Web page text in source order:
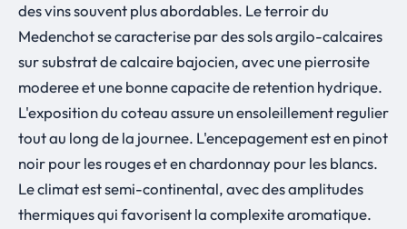
des vins souvent plus abordables. Le terroir du
Medenchot se caracterise par des sols argilo-calcaires
sur substrat de calcaire bajocien, avec une pierrosite
moderee et une bonne capacite de retention hydrique.
L'exposition du coteau assure un ensoleillement regulier
tout au long de la journee. L'encepagement est en pinot
noir pour les rouges et en chardonnay pour les blancs.
Le climat est semi-continental, avec des amplitudes
thermiques qui favorisent la complexite aromatique.